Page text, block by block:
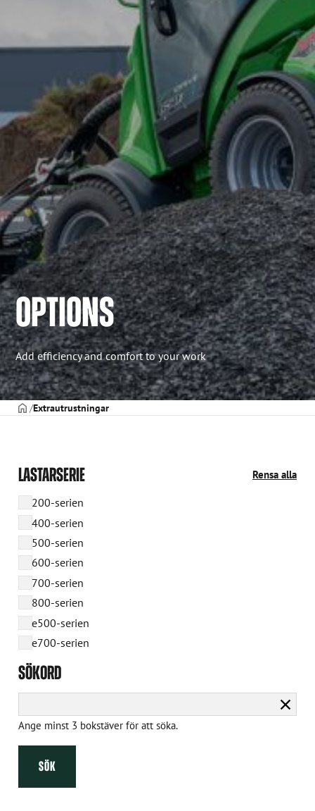
OPTIONS
Add efficiency and comfort to your work
STARTSIDAN
Extrautrustningar
LASTARSERIE Rensa alla
200-serien
400-serien
500-serien
600-serien
700-serien
800-serien
e500-serien
e700-serien
SÖKORD
Rensa
Ange minst 3 bokstäver för att söka.
SÖK